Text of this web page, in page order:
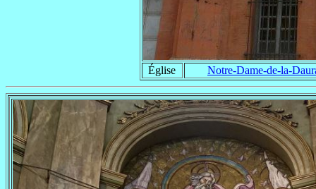
Église Notre-Dame-de-la-